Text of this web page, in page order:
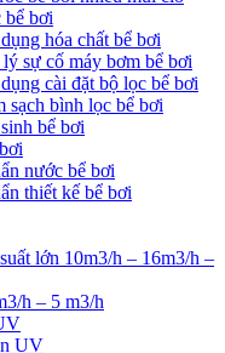
bể bơi
hóa chất bể bơi
sự cố máy bơm bể bơi
cài đặt bộ lọc bể bơi
sạch bình lọc bể bơi
bể bơi
nước bể bơi
thiết kế bể bơi
lớn 10m3/h – 16m3/h –
h – 5 m3/h
UV